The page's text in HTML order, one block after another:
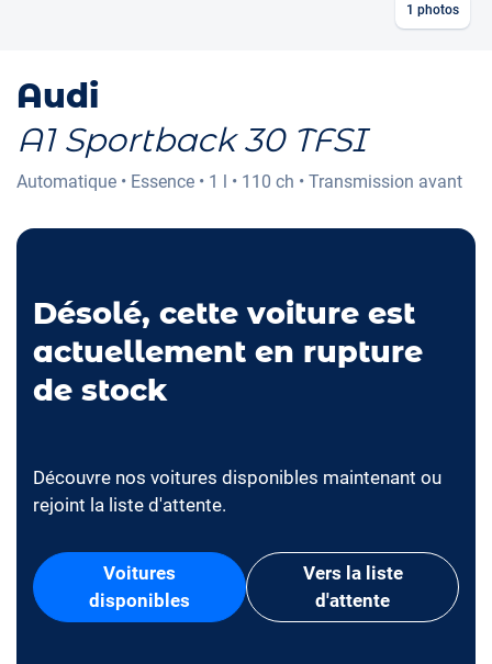
1 photos
Audi
A1 Sportback 30 TFSI
Automatique • Essence • 1 l • 110 ch • Transmission avant
Désolé, cette voiture est
actuellement en rupture
de stock
Découvre nos voitures disponibles maintenant ou
rejoint la liste d'attente.
Voitures
disponibles
Vers la liste
d'attente